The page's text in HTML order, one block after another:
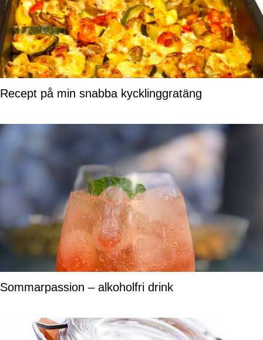
Recept på min snabba kycklinggratäng
Sommarpassion – alkoholfri drink